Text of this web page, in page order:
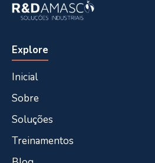
Explore
Inicial
Sobre
Soluções
Treinamentos